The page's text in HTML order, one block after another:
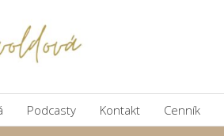
Podcasty Kontakt Cenník